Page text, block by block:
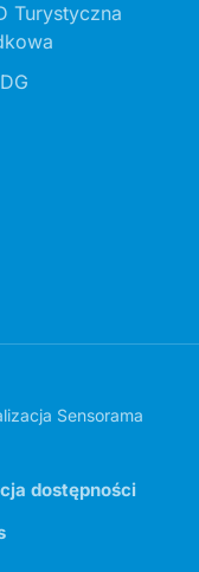
Turystyczna
Sensorama
dostępności